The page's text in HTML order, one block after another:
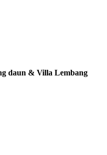
daun & Villa Lembang